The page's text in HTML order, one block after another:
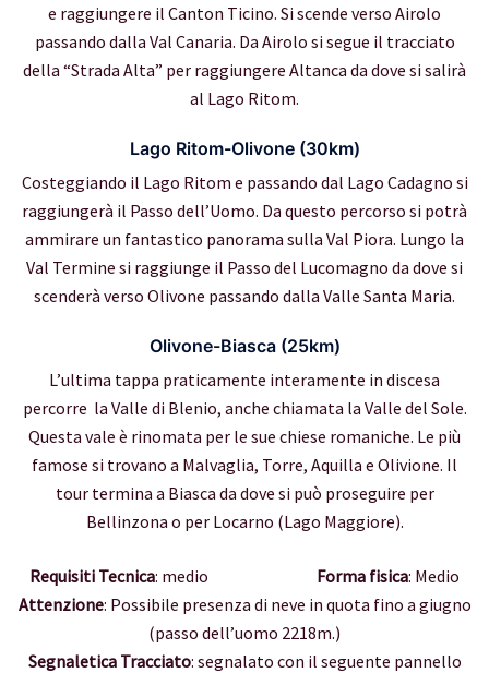
e raggiungere il Canton Ticino. Si scende verso Airolo
passando dalla Val Canaria. Da Airolo si segue il tracciato
della “Strada Alta” per raggiungere Altanca da dove si salirà
al Lago Ritom.
Lago Ritom-Olivone (30km)
Costeggiando il Lago Ritom e passando dal Lago Cadagno si
raggiungerà il Passo dell’Uomo. Da questo percorso si potrà
ammirare un fantastico panorama sulla Val Piora. Lungo la
Val Termine si raggiunge il Passo del Lucomagno da dove si
scenderà verso Olivone passando dalla Valle Santa Maria.
Olivone-Biasca (25km)
L’ultima tappa praticamente interamente in discesa
percorre la Valle di Blenio, anche chiamata la Valle del Sole.
Questa vale è rinomata per le sue chiese romaniche. Le più
famose si trovano a Malvaglia, Torre, Aquilla e Olivione. Il
tour termina a Biasca da dove si può proseguire per
Bellinzona o per Locarno (Lago Maggiore).
Requisiti Tecnica: medio Forma fisica: Medio
Attenzione: Possibile presenza di neve in quota fino a giugno
(passo dell’uomo 2218m.)
Segnaletica Tracciato: segnalato con il seguente pannello